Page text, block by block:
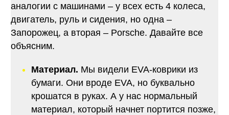
аналогии с машинами – у всех есть 4 колеса,
двигатель, руль и сидения, но одна –
Запорожец, а вторая – Porsche. Давайте все
объясним.
Материал. Мы видели EVA-коврики из
бумаги. Они вроде EVA, но буквально
крошатся в руках. А у нас нормальный
материал, который начнет портится позже,